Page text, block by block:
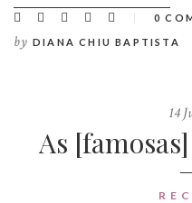
0
by DIANA CHIU BAPTISTA
14
As